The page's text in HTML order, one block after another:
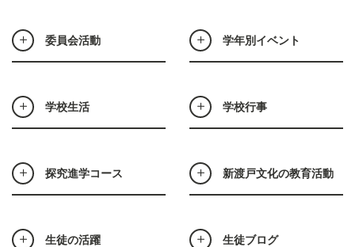
委員会活動 学年別イベント
学校生活 学校行事
探究進学コース 新渡戸文化の教育活動
生徒の活躍 生徒ブログ